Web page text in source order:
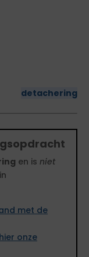
detachering
en is niet
met de
onze